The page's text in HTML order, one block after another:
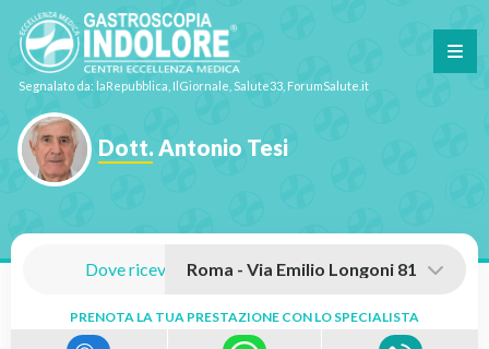
Segnalato da: laRepubblica, IlGiornale, Salute33, ForumSalute.it
Dott. Antonio Tesi
Dove riceve:
PRENOTA LA TUA PRESTAZIONE CON LO SPECIALISTA